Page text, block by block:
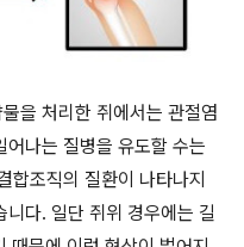
을 처리한 쥐에서는 관절염
나는 질병을 유도할 수는
합조직의 질환이 나타나지
다. 일단 쥐위 경우에는 길